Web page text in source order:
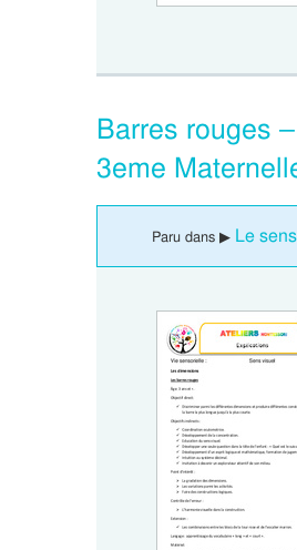
Barres rouges
3eme
Paru dans ▶ Le